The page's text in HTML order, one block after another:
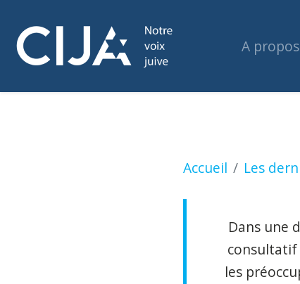
A
Accueil Les
Un cessez-le-
Dans une
consultatif
les